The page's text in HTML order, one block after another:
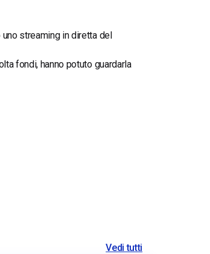
streaming in diretta del
fondi, hanno potuto guardarla
Vedi tutti